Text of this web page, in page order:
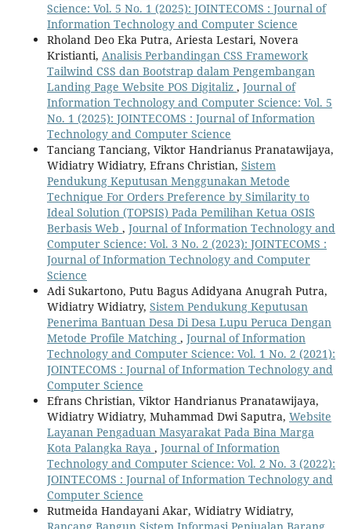
Science: Vol. 5 No. 1 (2025): JOINTECOMS : Journal of
Information Technology and Computer Science
Rholand Deo Eka Putra, Ariesta Lestari, Novera
Kristianti, Analisis Perbandingan CSS Framework
Tailwind CSS dan Bootstrap dalam Pengembangan
Landing Page Website POS Digitaliz , Journal of
Information Technology and Computer Science: Vol. 5
No. 1 (2025): JOINTECOMS : Journal of Information
Technology and Computer Science
Tanciang Tanciang, Viktor Handrianus Pranatawijaya,
Widiatry Widiatry, Efrans Christian, Sistem
Pendukung Keputusan Menggunakan Metode
Technique For Orders Preference by Similarity to
Ideal Solution (TOPSIS) Pada Pemilihan Ketua OSIS
Berbasis Web , Journal of Information Technology and
Computer Science: Vol. 3 No. 2 (2023): JOINTECOMS :
Journal of Information Technology and Computer
Science
Adi Sukartono, Putu Bagus Adidyana Anugrah Putra,
Widiatry Widiatry, Sistem Pendukung Keputusan
Penerima Bantuan Desa Di Desa Lupu Peruca Dengan
Metode Profile Matching , Journal of Information
Technology and Computer Science: Vol. 1 No. 2 (2021):
JOINTECOMS : Journal of Information Technology and
Computer Science
Efrans Christian, Viktor Handrianus Pranatawijaya,
Widiatry Widiatry, Muhammad Dwi Saputra, Website
Layanan Pengaduan Masyarakat Pada Bina Marga
Kota Palangka Raya , Journal of Information
Technology and Computer Science: Vol. 2 No. 3 (2022):
JOINTECOMS : Journal of Information Technology and
Computer Science
Rutmeida Handayani Akar, Widiatry Widiatry,